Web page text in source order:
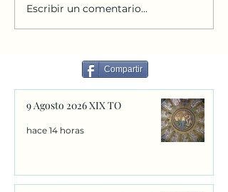
La indulgencia de la
Porciúncula: el gran
Francisco que este año
adquiere un significado
Escribir un comentario...
Compartir
9 Agosto 2026 XIX TO
hace 14 horas